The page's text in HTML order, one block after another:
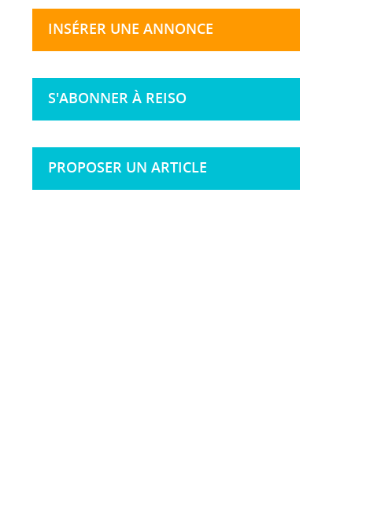
INSÉRER UNE ANNONCE
S'ABONNER À REISO
PROPOSER UN ARTICLE